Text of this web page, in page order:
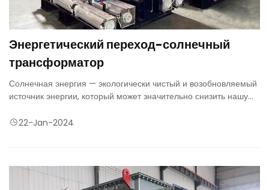
Энергетический переход-солнечный
трансформатор
Солнечная энергия — экологически чистый и возобновляемый
источник энергии, который может значительно снизить нашу
реализовать его потенциал, мы предлагаем на выбор широкий
22-Jan-2024